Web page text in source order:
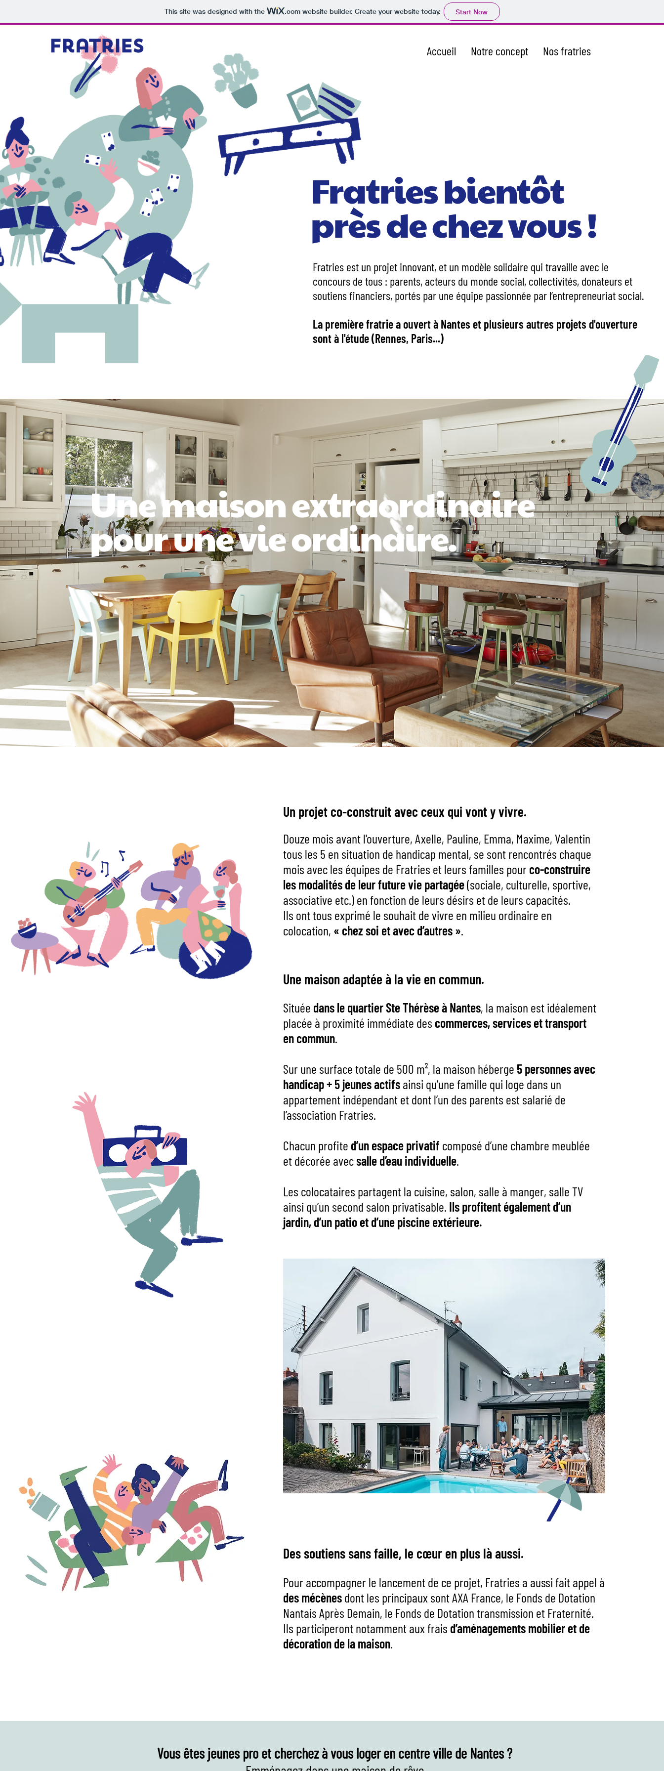
This site was designed with the .comwebsite builder. Create your website today. Start Now
Accueil Notre concept Nos fratries
Fratries bientôt
près de chez vous !
Fratries est un projet innovant, et un modèle solidaire qui travaille avec le
concours de tous : parents, acteurs du monde social, collectivités, donateurs et
soutiens financiers, portés par une équipe passionnée par l’entrepreneuriat social.
La première fratrie a ouvert à Nantes et plusieurs autres projets d'ouverture
sont à l'étude (Rennes, Paris...)
Une maison extraordinaire
pour une vie ordinaire.
Un projet co-construit avec ceux qui vont y vivre.
Douze mois avant l'ouverture, Axelle, Pauline, Emma, Maxime, Valentin
tous les 5 en situation de handicap mental, se sont rencontrés chaque
mois avec les équipes de Fratries et leurs familles pourco-construire
les modalitésde leur future vie partagée(sociale, culturelle, sportive,
associative etc.) en fonction de leurs désirs et de leurs capacités.
Ils ont tous exprimé le souhait de vivre en milieu ordinaire en
colocation, « chez soi et avec d’autres ».
Une maison adaptée à la vie en commun.
Située dans le quartier Ste Thérèse à Nantes, la maison est idéalement
placée à proximité immédiate des commerces, services et transport
en commun.
Sur une surface totale de 500 m², la maison héberge 5 personnes avec
handicap + 5 jeunes actifsainsi qu’une famille qui loge dans un
appartement indépendant et dont l’un des parents est salarié de
l’association Fratries.
Chacun profite d’un espace privatif composé d’une chambre meublée
et décorée avecsalle d’eau individuelle.
Les colocataires partagent la cuisine, salon, salle à manger, salle TV
ainsi qu’un second salon privatisable. Ils profitent également d’un
jardin, d’un patio et d’une piscine extérieure.
Des soutiens sans faille, le cœur en plus là aussi.
Pour accompagner le lancement de ce projet, Fratries a aussi fait appel à
des mécènesdont les principaux sont AXA France, le Fonds de Dotation
Nantais Après Demain, le Fonds de Dotation transmission et Fraternité.
Ils participeront notamment aux frais d’aménagements mobilier et de
décoration de la maison.
Vous êtes jeunes pro et cherchez à vous loger en centre ville de Nantes ?